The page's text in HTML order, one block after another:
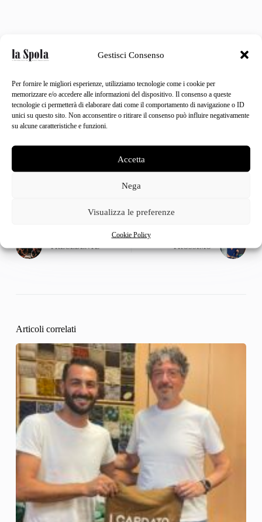
Gestisci Consenso
Per fornire le migliori esperienze, utilizziamo tecnologie come i cookie per
memorizzare e/o accedere alle informazioni del dispositivo. Il consenso a queste
tecnologie ci permetterà di elaborare dati come il comportamento di navigazione o ID
unici su questo sito. Non acconsentire o ritirare il consenso può influire negativamente
su alcune caratteristiche e funzioni.
Accetta
Nega
Visualizza le preferenze
Cookie Policy
mg@gruppoeditoriale.com
PRECEDENTE PROSSIMO
Articoli correlati